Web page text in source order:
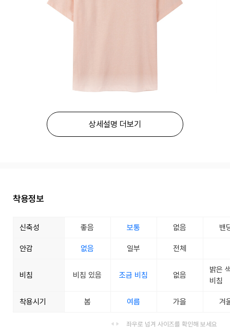
상세설명 더보기
착용정보
신축성 좋음 보통 없음 밴
안감 없음 일부 전체
비침 비침 있음 조금 비침 없음
밝은
비침
착용시기 봄 여름 가을 겨
좌우로 넘겨 사이즈를 확인해 보세요